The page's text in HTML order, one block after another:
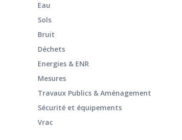
Eau
Sols
Bruit
Déchets
Energies & ENR
Mesures
Travaux Publics & Aménagement
Sécurité et équipements
Vrac